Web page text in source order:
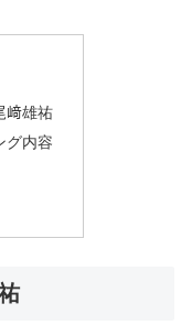
﨑雄祐
グ内容